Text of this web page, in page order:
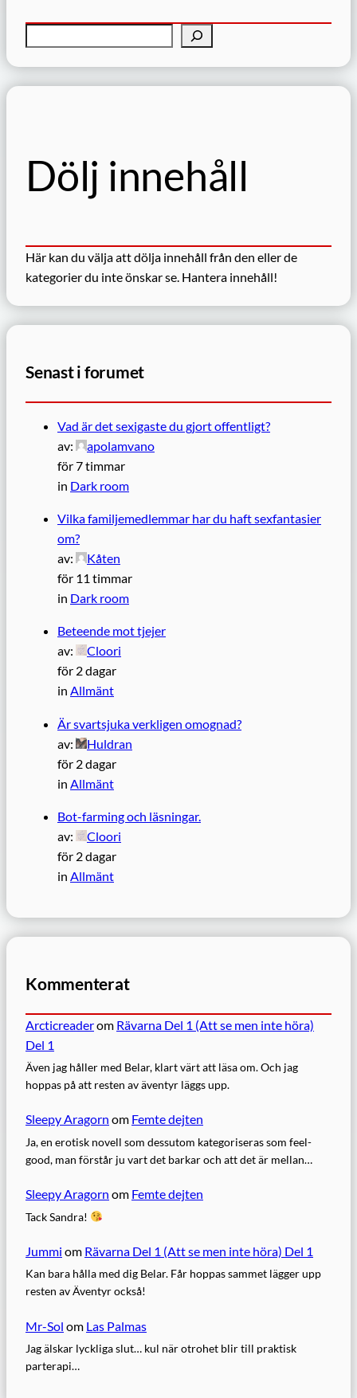
Dölj innehåll
Här kan du välja att dölja innehåll från den eller de
kategorier du inte önskar se. Hantera innehåll!
Senast i forumet
Vad är det sexigaste du gjort offentligt?
av:
apolamvano
för 7 timmar
in Dark room
Vilka familjemedlemmar har du haft sexfantasier
om?
av:
Kåten
för 11 timmar
in Dark room
Beteende mot tjejer
av:
Cloori
för 2 dagar
in Allmänt
Är svartsjuka verkligen omognad?
av:
Huldran
för 2 dagar
in Allmänt
Bot-farming och läsningar.
av:
Cloori
för 2 dagar
in Allmänt
Kommenterat
Arcticreaderom Rävarna Del 1 (Att se men inte höra)
Del 1
Även jag håller med Belar, klart värt att läsa om. Och jag
hoppas på att resten av äventyr läggs upp.
Sleepy Aragorn om Femte dejten
Ja, en erotisk novell som dessutom kategoriseras som feel-
good, man förstår ju vart det barkar och att det är mellan…
Sleepy Aragorn om Femte dejten
Tack Sandra!
Jummi om Rävarna Del 1 (Att se men inte höra) Del 1
Kan bara hålla med dig Belar. Får hoppas sammet lägger upp
resten av Äventyr också!
Mr-Sol om Las Palmas
Jag älskar lyckliga slut… kul när otrohet blir till praktisk
parterapi…